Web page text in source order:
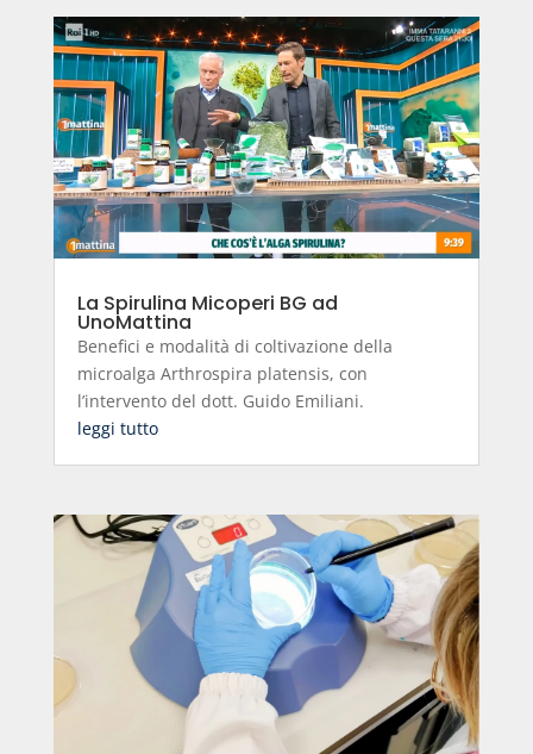
La Spirulina Micoperi BG ad
UnoMattina
Benefici e modalità di coltivazione della
microalga Arthrospira platensis, con
l’intervento del dott. Guido Emiliani.
leggi tutto